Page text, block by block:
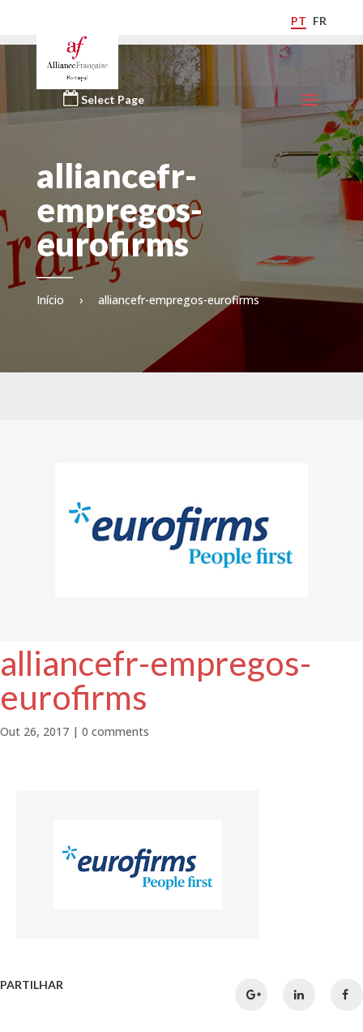
PT FR
Select Page
alliancefr-
empregos-
eurofirms
Início › alliancefr-empregos-eurofirms
alliancefr-empregos-
eurofirms
Out 26, 2017 | 0 comments
PARTILHAR